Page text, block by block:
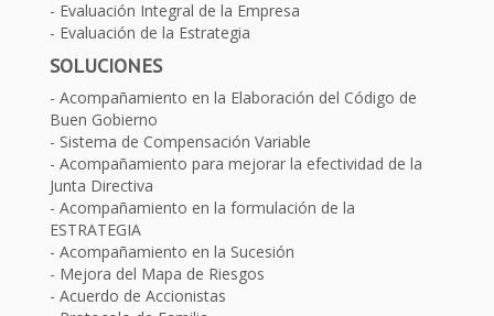
Evaluación Integral de la Empresa
Evaluación de la Estrategia
SOLUCIONES
Acompañamiento en la Elaboración del Código de
Buen Gobierno
Sistema de Compensación Variable
Acompañamiento para mejorar la efectividad de la
Junta Directiva
Acompañamiento en la formulación de la
ESTRATEGIA
Acompañamiento en la Sucesión
Mejora del Mapa de Riesgos
Acuerdo de Accionistas